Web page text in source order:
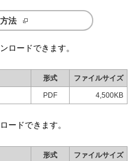
法
ロードできます。
形式 ファイルサイズ
PDF 4,500KB
ードできます。
形式 ファイルサイズ